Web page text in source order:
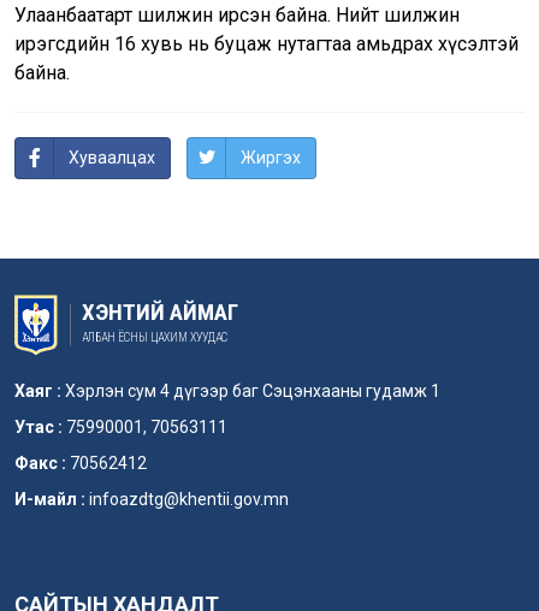
Улаанбаатарт шилжин ирсэн байна. Нийт шилжин
ирэгсдийн 16 хувь нь буцаж нутагтаа амьдрах хүсэлтэй
байна.
Хуваалцах Жиргэх
ХЭНТИЙ АЙМАГ
АЛБАН ЁСНЫ ЦАХИМ ХУУДАС
Хаяг : Хэрлэн сум 4 дүгээр баг Сэцэнхааны гудамж 1
Утас : 75990001, 70563111
Факс : 70562412
И-майл : infoazdtg@khentii.gov.mn
САЙТЫН ХАНДАЛТ